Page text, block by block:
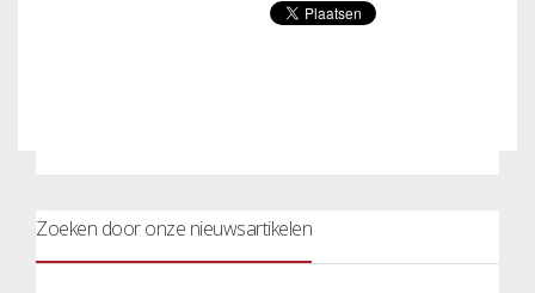
Zoeken door onze nieuwsartikelen